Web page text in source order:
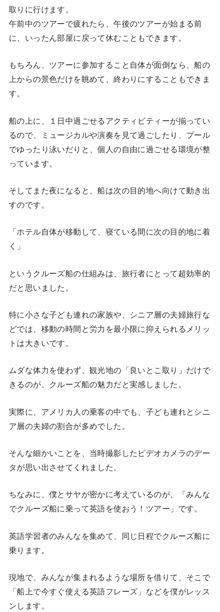
取りに行けます。
午前中のツアーで疲れたら、午後のツアーが始まる前
に、いったん部屋に戻って休むこともできます。
もちろん、ツアーに参加すること自体が面倒なら、船の
上からの景色だけを眺めて、終わりにすることもできま
す。
船の上に、１日中過ごせるアクティビティーが揃ってい
るので、ミュージカルや演奏を見て過ごしたり、プール
でゆったり泳いだりと、個人の自由に過ごせる環境が整
っています。
そしてまた夜になると、船は次の目的地へ向けて動き出
すのです。
「ホテル自体が移動して、寝ている間に次の目的地に着
く」
というクルーズ船の仕組みは、旅行者にとって超効率的
だと思いました。
特に小さな子ども連れの家族や、シニア層の夫婦旅行な
どでは、移動の時間と労力を最小限に抑えられるメリッ
トは大きいです。
ムダな体力を使わず、観光地の「良いとこ取り」だけで
きるのが、クルーズ船の魅力だと実感しました。
実際に、アメリカ人の乗客の中でも、子ども連れとシニ
ア層の夫婦の割合が多めでした。
そんな細かいことを、当時撮影したビデオカメラのデー
タが思い出させてくれました。
ちなみに、僕とサヤが密かに考えているのが、「みんな
でクルーズ船に乗って英語を使おう！ツアー」です。
英語学習者のみんなを集めて、同じ日程でクルーズ船に
乗ります。
現地で、みんなが集まれるような場所を借りて、そこで
「船上で今すぐ使える英語フレーズ」などを僕がレッス
ンします。